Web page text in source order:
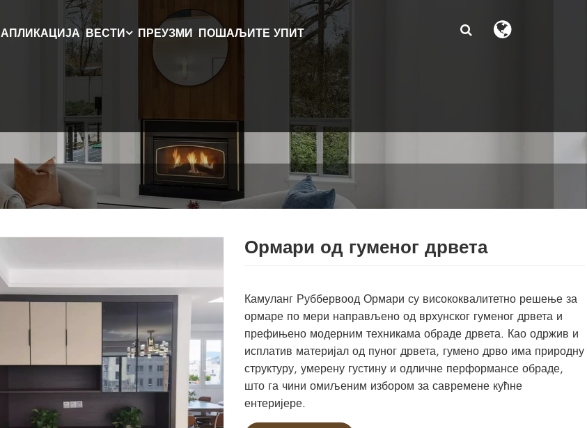
АПЛИКАЦИЈА ВЕСТИ ПРЕУЗМИ ПОШАЉИТЕ УПИТ
Ормари од гуменог дрвета
Камуланг Руббервоод Ормари су висококвалитетно решење за
ормаре по мери направљено од врхунског гуменог дрвета и
префињено модерним техникама обраде дрвета. Као одржив и
исплатив материјал од пуног дрвета, гумено дрво има природну
структуру, умерену густину и одличне перформансе обраде,
што га чини омиљеним избором за савремене кућне
ентеријере.